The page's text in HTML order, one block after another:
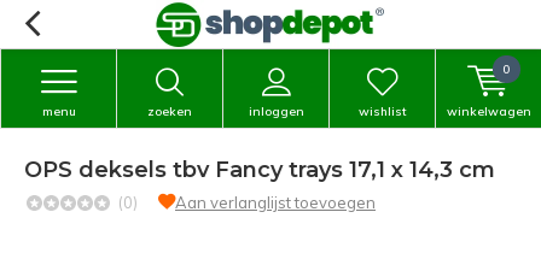
zoeken inloggen
menu wishlist winkelwagen
0
OPS deksels tbv Fancy trays 17,1 x 14,3 cm
(0) Aan verlanglijst toevoegen